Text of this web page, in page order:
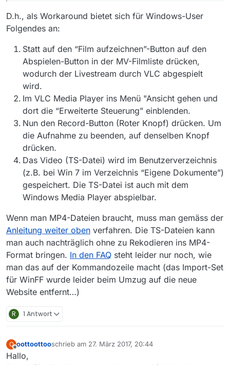
D.h., als Workaround bietet sich für Windows-User
Folgendes an:
Statt auf den “Film aufzeichnen”-Button auf den
Abspielen-Button in der MV-Filmliste drücken,
wodurch der Livestream durch VLC abgespielt
wird.
Im VLC Media Player ins Menü "Ansicht gehen und
dort die “Erweiterte Steuerung” einblenden.
Nun den Record-Button (Roter Knopf) drücken. Um
die Aufnahme zu beenden, auf denselben Knopf
drücken.
Das Video (TS-Datei) wird im Benutzerverzeichnis
(z.B. bei Win 7 im Verzeichnis “Eigene Dokumente”)
gespeichert. Die TS-Datei ist auch mit dem
Windows Media Player abspielbar.
Wenn man MP4-Dateien braucht, muss man gemäss der
Anleitung weiter oben verfahren. Die TS-Dateien kann
man auch nachträglich ohne zu Rekodieren ins MP4-
Format bringen. In den FAQ steht leider nur noch, wie
man das auf der Kommandozeile macht (das Import-Set
für WinFF wurde leider beim Umzug auf die neue
Website entfernt…)
R 1 Antwort
O
Offline
oottoottooschrieb am 27. März 2017, 20:44
zuletzt editiert von
Hallo,